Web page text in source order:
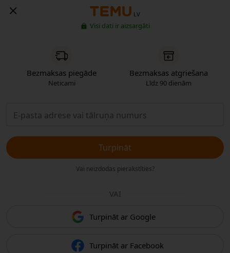
LV
Visi dati ir aizsargāti
Bezmaksas piegāde
Neticami
Bezmaksas atgriešana
Līdz 90 dienām
Turpināt
Vai neizdodas pierakstīties?
VAI
Turpināt ar Google
Turpināt ar Facebook